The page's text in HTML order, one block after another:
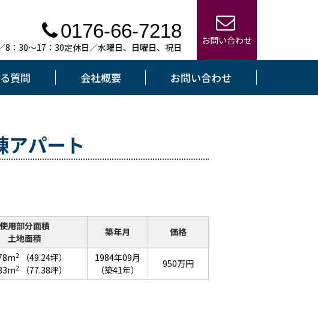
0176-66-7218
8：30～17：30定休日／水曜日、日曜日、祝日
お問い合わせ
質問 会社概要 お問い合わせ
パート
使用部分面積
土地面積
築年月 価格
2
（49.24坪）
2 （77.38坪）
1984年09月
（築41年）
950万円